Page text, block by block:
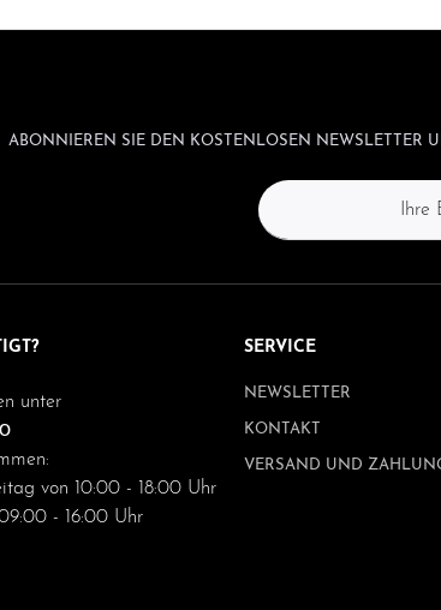
ABONNIEREN SIE DEN KOSTENLOSEN NEWSLETTER
unter
von 10:00 - 18:00 Uhr
- 16:00 Uhr
SERVICE
NEWSLETTER
KONTAKT
VERSAND UND